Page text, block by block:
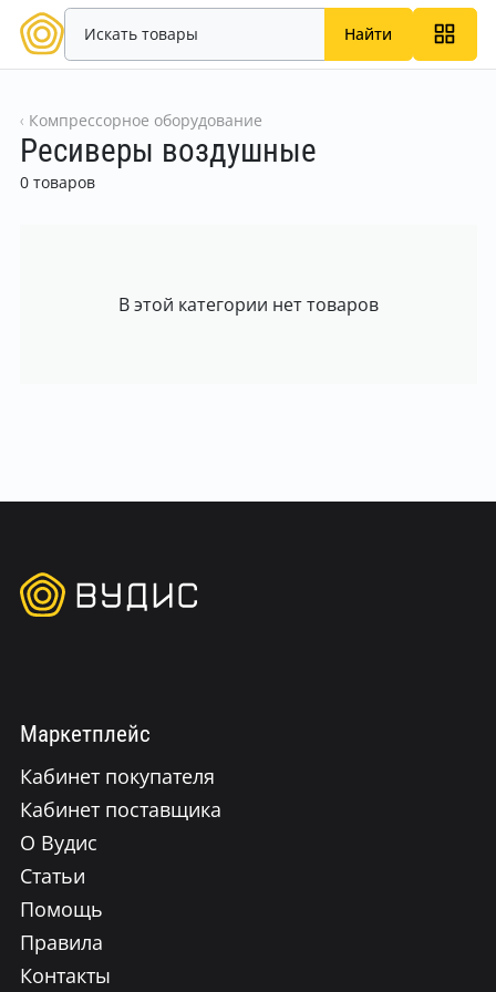
Найти
Компрессорное оборудование
Ресиверы воздушные
0 товаров
В этой категории нет товаров
Маркетплейс
Кабинет покупателя
Кабинет поставщика
О Вудис
Статьи
Помощь
Правила
Контакты